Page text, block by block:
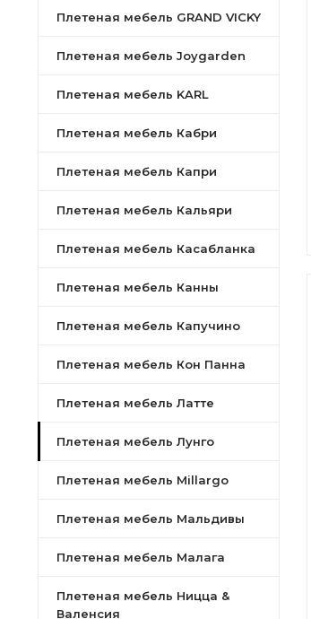
Плетеная мебель GRAND VICKY
Плетеная мебель Joygarden
Плетеная мебель KARL
Плетеная мебель Кабри
Плетеная мебель Капри
Плетеная мебель Кальяри
Плетеная мебель Касабланка
Плетеная мебель Канны
Плетеная мебель Капучино
Плетеная мебель Кон Панна
Плетеная мебель Латте
Плетеная мебель Лунго
Плетеная мебель Millargo
Плетеная мебель Мальдивы
Плетеная мебель Малага
Плетеная мебель Ницца &
Валенсия